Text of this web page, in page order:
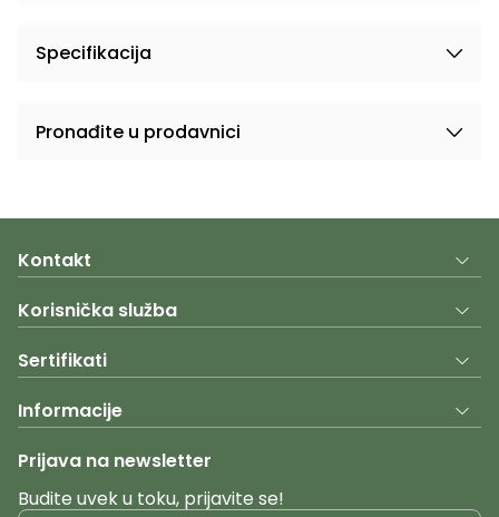
Specifikacija
Pronađite u prodavnici
Kontakt
Korisnička služba
Sertifikati
Informacije
Prijava na newsletter
Budite uvek u toku, prijavite se!